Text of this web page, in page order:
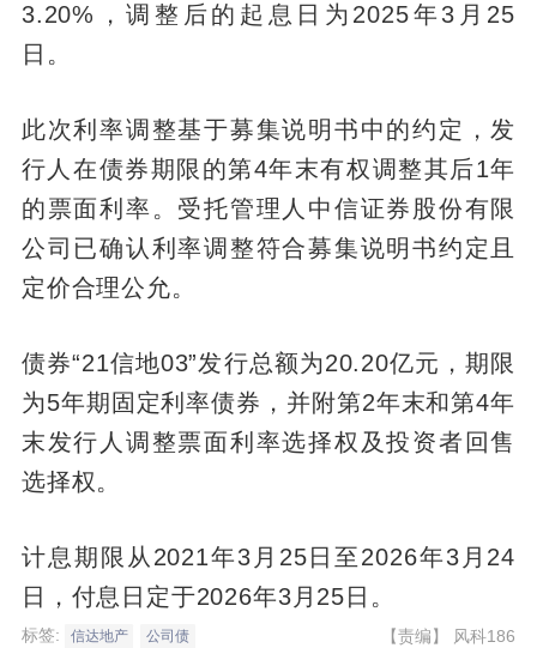
3.20%，调整后的起息日为2025年3月25
日。
此次利率调整基于募集说明书中的约定，发
行人在债券期限的第4年末有权调整其后1年
的票面利率。受托管理人中信证券股份有限
公司已确认利率调整符合募集说明书约定且
定价合理公允。
债券“21信地03”发行总额为20.20亿元，期限
为5年期固定利率债券，并附第2年末和第4年
末发行人调整票面利率选择权及投资者回售
选择权。
计息期限从2021年3月25日至2026年3月24
日，付息日定于2026年3月25日。
标签: 信达地产 公司债 【责编】 风科186